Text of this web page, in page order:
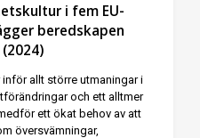
i fem EU-
beredskapen
allt större utmaningar i
och ett alltmer
ett ökat behov av att
översvämningar,